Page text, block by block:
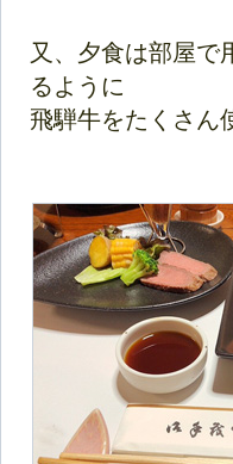
又、夕食は部屋で
るように
飛騨牛をたくさん